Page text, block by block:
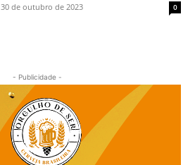
30 de outubro de 2023 0
- Publicidade -